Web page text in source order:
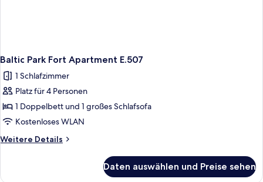
Baltic Park Fort Apartment E.507
1 Schlafzimmer
Platz für 4 Personen
1 Doppelbett und 1 großes Schlafsofa
Kostenloses WLAN
Weitere Details
Weitere
Daten auswählen und Preise sehen